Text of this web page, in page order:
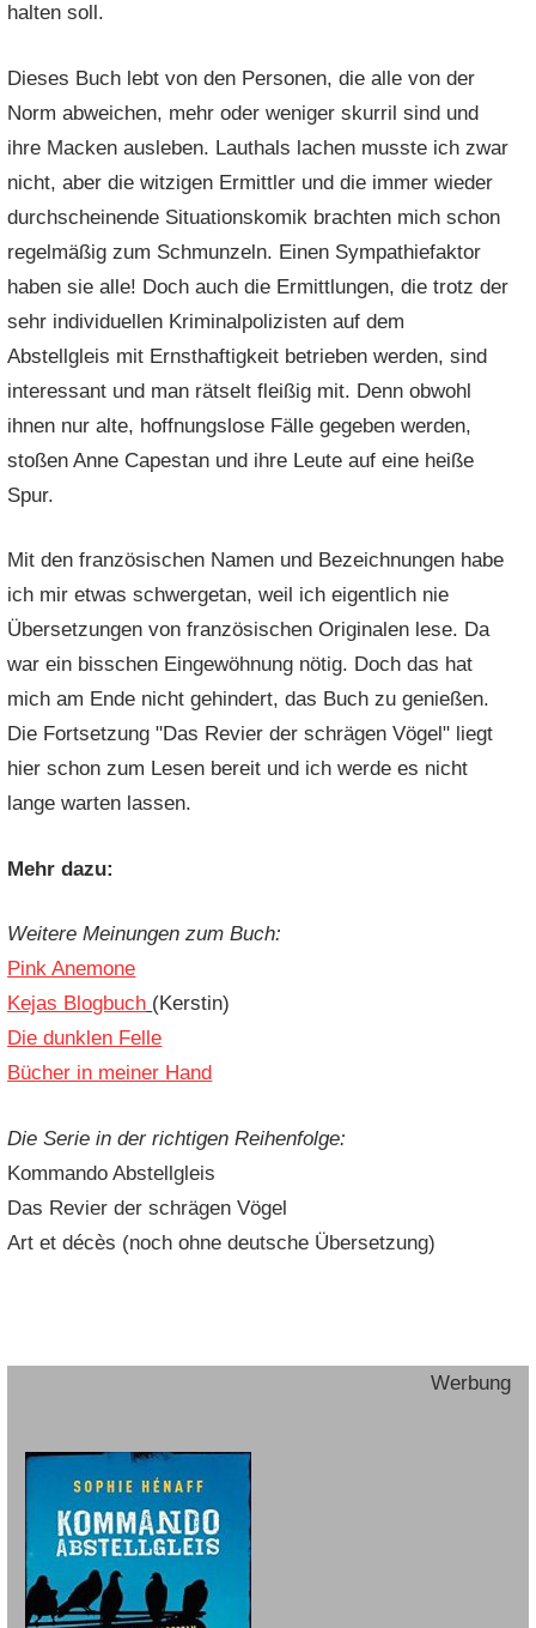
halten soll.
Dieses Buch lebt von den Personen, die alle von der
Norm abweichen, mehr oder weniger skurril sind und
ihre Macken ausleben. Lauthals lachen musste ich zwar
nicht, aber die witzigen Ermittler und die immer wieder
durchscheinende Situationskomik brachten mich schon
regelmäßig zum Schmunzeln. Einen Sympathiefaktor
haben sie alle! Doch auch die Ermittlungen, die trotz der
sehr individuellen Kriminalpolizisten auf dem
Abstellgleis mit Ernsthaftigkeit betrieben werden, sind
interessant und man rätselt fleißig mit. Denn obwohl
ihnen nur alte, hoffnungslose Fälle gegeben werden,
stoßen Anne Capestan und ihre Leute auf eine heiße
Spur.
Mit den französischen Namen und Bezeichnungen habe
ich mir etwas schwergetan, weil ich eigentlich nie
Übersetzungen von französischen Originalen lese. Da
war ein bisschen Eingewöhnung nötig. Doch das hat
mich am Ende nicht gehindert, das Buch zu genießen.
Die Fortsetzung "Das Revier der schrägen Vögel" liegt
hier schon zum Lesen bereit und ich werde es nicht
lange warten lassen.
Mehr dazu:
Weitere Meinungen zum Buch:
Pink Anemone
Kejas Blogbuch (Kerstin)
Die dunklen Felle
Bücher in meiner Hand
Die Serie in der richtigen Reihenfolge:
Kommando Abstellgleis
Das Revier der schrägen Vögel
Art et décès (noch ohne deutsche Übersetzung)
Werbung